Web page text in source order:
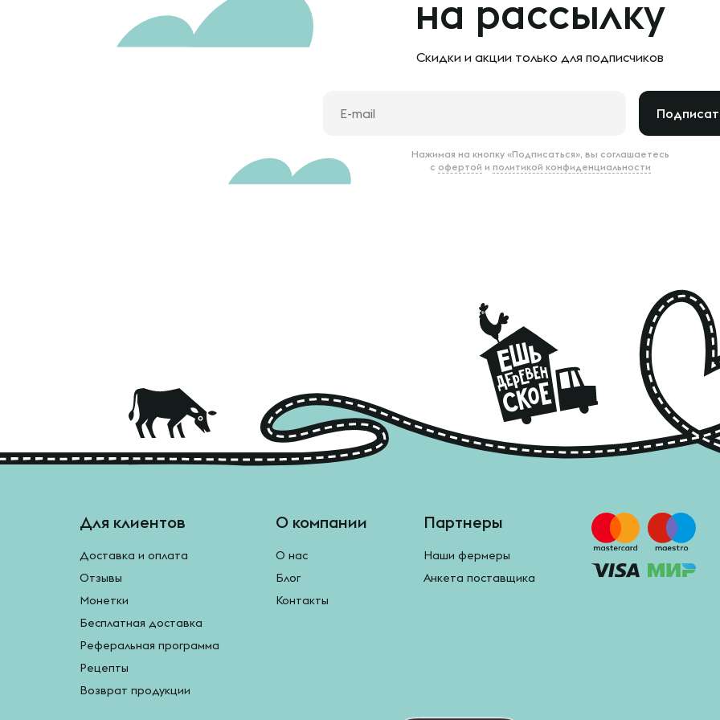
на рассылку
Скидки и акции только для подписчиков
Нажимая на кнопку «Подписаться», вы соглашаетесь
с офертой и политикой конфиденциальности
Для клиентов
Доставка и оплата
Отзывы
Монетки
Бесплатная доставка
Реферальная программа
Рецепты
Возврат продукции
О компании
О нас
Блог
Контакты
Партнеры
Наши фермеры
Анкета поставщика